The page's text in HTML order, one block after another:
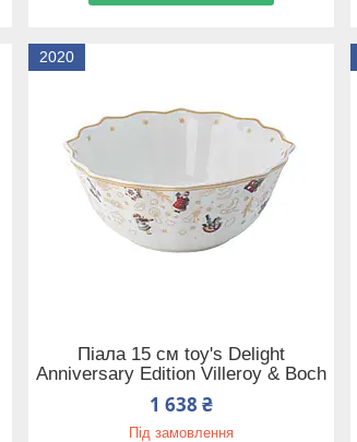
2020
Піала 15 см toy's Delight
Anniversary Edition Villeroy & Boch
1 638 ₴
Під замовлення